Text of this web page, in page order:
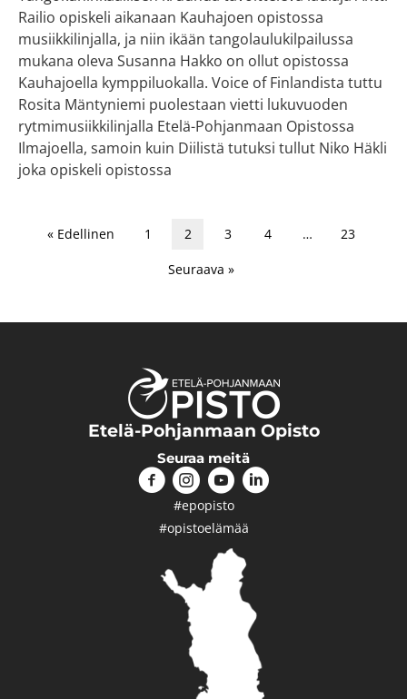
Railio opiskeli aikanaan Kauhajoen opistossa
musiikkilinjalla, ja niin ikään tangolaulukilpailussa
mukana oleva Susanna Hakko on ollut opistossa
Kauhajoella kymppiluokalla. Voice of Finlandista tuttu
Rosita Mäntyniemi puolestaan vietti lukuvuoden
rytmimusiikkilinjalla Etelä-Pohjanmaan Opistossa
Ilmajoella, samoin kuin Diilistä tutuksi tullut Niko Häkli
joka opiskeli opistossa
« Edellinen 1 2 3 4 … 23
Seuraava »
Etelä-Pohjanmaan Opisto
Seuraa meitä
#epopisto
#opistoelämää